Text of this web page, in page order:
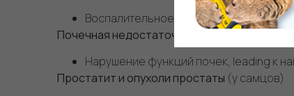
Воспалительное заболевание почек,
Почечная недостаточность (острая и
Нарушение функций почек, leading к
Простатит и опухоли простаты (у самцов)